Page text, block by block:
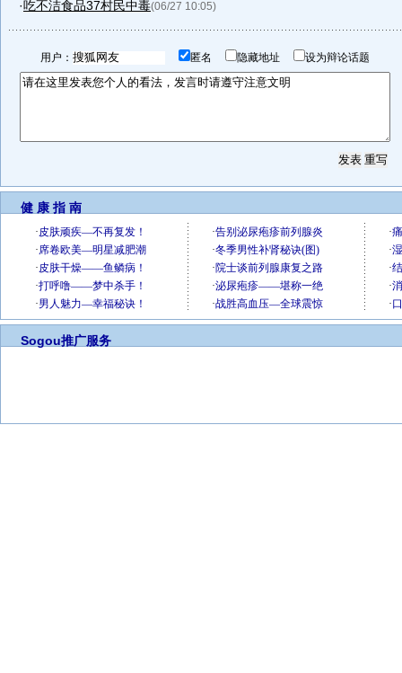
·吃不洁食品37村民中毒(06/27 10:05)
用户： 匿名 隐藏地址 设为辩论话题
健 康 指 南
Sogou推广服务